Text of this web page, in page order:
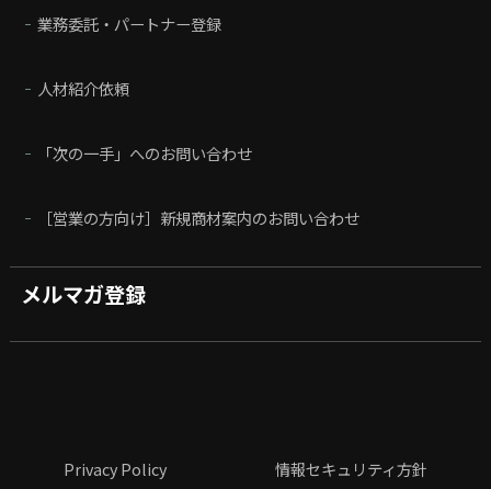
業務委託・パートナー登録
人材紹介依頼
「次の一手」へのお問い合わせ
［営業の方向け］新規商材案内のお問い合わせ
メルマガ登録
Privacy Policy 情報セキュリティ方針